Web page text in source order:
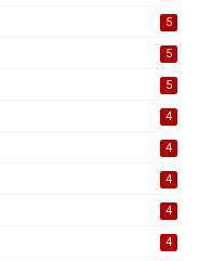
5
5
5
4
4
4
4
4